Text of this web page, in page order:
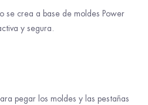
se crea a base de moldes Power
y segura.
pegar los moldes y las pestañas